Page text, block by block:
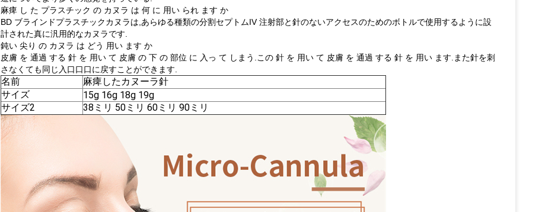
麻痺 し た プラスチック の カヌラ は 何 に 用い られ ます か
BD ブラインドプラスチックカヌラは,あらゆる種類の分割セプトムIV 注射部と針のないアクセスのためのボトルで使用するように設
計された真に汎用的なカヌラです.
鈍い 尖り の カヌラ は どう 用い ます か
皮膚 を 通過 する 針 を 用い て 皮膚 の 下 の 部位 に 入っ て しまう.この 針 を 用い て 皮膚 を 通過 する 針 を 用い ます.また針を刺
さなくても同じ入口口口に戻すことができます.
名前
麻痺したカヌーラ針
サイズ
15g 16g 18g 19g
サイズ2
38ミリ 50ミリ 60ミリ 90ミリ